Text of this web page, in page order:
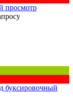
просмотр